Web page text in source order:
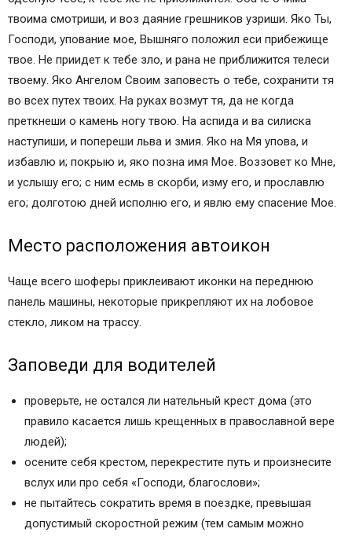
твоима смотриши, и воз даяние грешников узриши. Яко Ты,
Господи, упование мое, Вышняго положил еси прибежище
твое. Не приидет к тебе зло, и рана не приближится телеси
твоему. Яко Ангелом Своим заповесть о тебе, сохранити тя
во всех путех твоих. На руках возмут тя, да не когда
преткнеши о камень ногу твою. На аспида и ва силиска
наступиши, и попереши льва и змия. Яко на Мя упова, и
избавлю и; покрыю и, яко позна имя Мое. Воззовет ко Мне,
и услышу его; с ним есмь в скорби, изму его, и прославлю
его; долготою дней исполню его, и явлю ему спасение Мое.
Место расположения автоикон
Чаще всего шоферы приклеивают иконки на переднюю
панель машины, некоторые прикрепляют их на лобовое
стекло, ликом на трассу.
Заповеди для водителей
проверьте, не остался ли нательный крест дома (это
правило касается лишь крещенных в православной вере
людей);
осените себя крестом, перекрестите путь и произнесите
вслух или про себя «Господи, благослови»;
не пытайтесь сократить время в поездке, превышая
допустимый скоростной режим (тем самым можно